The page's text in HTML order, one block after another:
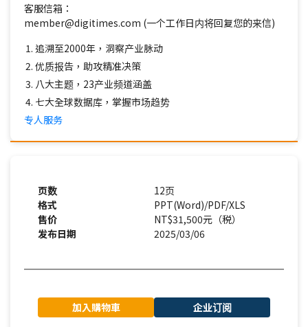
客服信箱：
member@digitimes.com (一个工作日内将回复您的来信)
追溯至2000年，洞察产业脉动
优质报告，助攻精准决策
八大主题，23产业频道涵盖
七大全球数据库，掌握市场趋势
专人服务
页数
12页
格式
PPT(Word)/PDF/XLS
售价
NT$31,500元（税）
发布日期
2025/03/06
加入購物車 企业订阅